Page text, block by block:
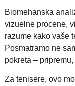
Biomehanska
vizuelne procene,
razume kako vaše
Posmatramo ne
pokreta –
Za tenisere, ovo